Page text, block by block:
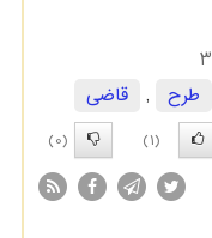
طرح ,
قاضی
(1)
(0)